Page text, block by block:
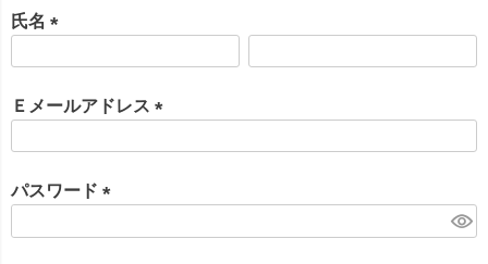
氏名
須
Ｅメールアドレス
パスワード